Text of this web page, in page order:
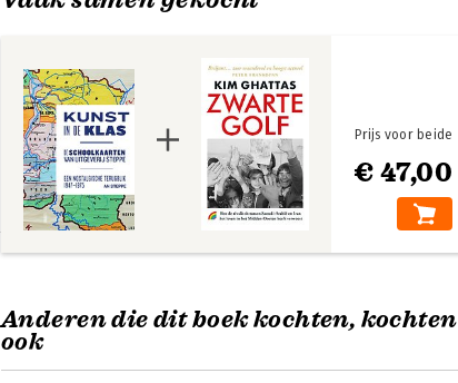
€ 47,00
Prijs voor beide
Anderen die dit boek kochten, kochten
ook